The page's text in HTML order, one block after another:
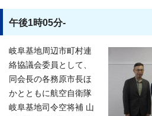
午後1時05分-
岐阜基地周辺市町村連
絡協議会委員として、
同会長の各務原市長ほ
かとともに航空自衛隊
岐阜基地司令空将補 山